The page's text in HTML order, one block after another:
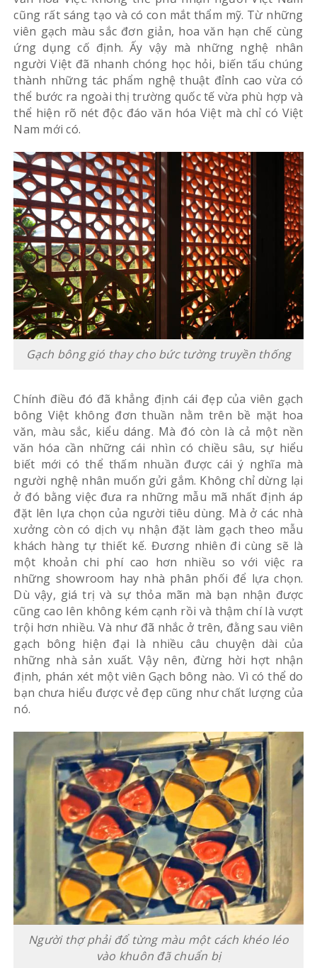
cũng rất sáng tạo và có con mắt thẩm mỹ. Từ những
viên gạch màu sắc đơn giản, hoa văn hạn chế cùng
ứng dụng cố định. Ấy vậy mà những nghệ nhân
người Việt đã nhanh chóng học hỏi, biến tấu chúng
thành những tác phẩm nghệ thuật đỉnh cao vừa có
thể bước ra ngoài thị trường quốc tế vừa phù hợp và
thể hiện rõ nét độc đáo văn hóa Việt mà chỉ có Việt
Nam mới có.
Gạch bông gió thay cho bức tường truyền thống
Chính điều đó đã khẳng định cái đẹp của viên gạch
bông Việt không đơn thuần nằm trên bề mặt hoa
văn, màu sắc, kiểu dáng. Mà đó còn là cả một nền
văn hóa cần những cái nhìn có chiều sâu, sự hiểu
biết mới có thể thấm nhuần được cái ý nghĩa mà
người nghệ nhân muốn gửi gắm. Không chỉ dừng lại
ở đó bằng việc đưa ra những mẫu mã nhất định áp
đặt lên lựa chọn của người tiêu dùng. Mà ở các nhà
xưởng còn có dịch vụ nhận đặt làm gạch theo mẫu
khách hàng tự thiết kế. Đương nhiên đi cùng sẽ là
một khoản chi phí cao hơn nhiều so với việc ra
những showroom hay nhà phân phối để lựa chọn.
Dù vậy, giá trị và sự thỏa mãn mà bạn nhận được
cũng cao lên không kém cạnh rồi và thậm chí là vượt
trội hơn nhiều. Và như đã nhắc ở trên, đằng sau viên
gạch bông hiện đại là nhiều câu chuyện dài của
những nhà sản xuất. Vậy nên, đừng hời hợt nhận
định, phán xét một viên Gạch bông nào. Vì có thể do
bạn chưa hiểu được vẻ đẹp cũng như chất lượng của
nó.
Người thợ phải đổ từng màu một cách khéo léo
vào khuôn đã chuẩn bị